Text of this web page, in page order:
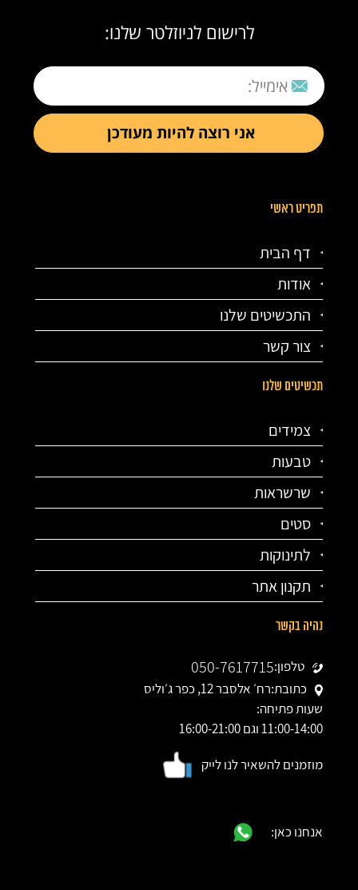
לרישום לניוזלטר שלנו:
תפריט ראשי
דף הבית
אודות
התכשיטים שלנו
צור קשר
תכשיטים שלנו
צמידים
טבעות
שרשראות
סטים
לתינוקות
תקנון אתר
נהיה בקשר
טלפון:050-7617715
כתובת:רח׳ אלסבר 12, כפר ג׳וליס
שעות פתיחה:
11:00-14:00 וגם 16:00-21:00
מוזמנים להשאיר לנו לייק
אנחנו כאן: